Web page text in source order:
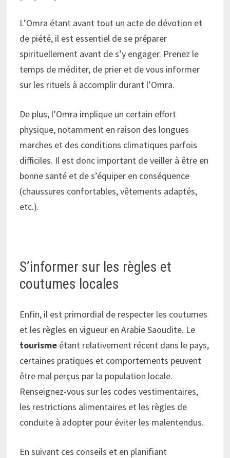
L’Omra étant avant tout un acte de dévotion et
de piété, il est essentiel de se préparer
spirituellement avant de s’y engager. Prenez le
temps de méditer, de prier et de vous informer
sur les rituels à accomplir durant l’Omra.
De plus, l’Omra implique un certain effort
physique, notamment en raison des longues
marches et des conditions climatiques parfois
difficiles. Il est donc important de veiller à être en
bonne santé et de s’équiper en conséquence
(chaussures confortables, vêtements adaptés,
etc.).
S’informer sur les règles et
coutumes locales
Enfin, il est primordial de respecter les coutumes
et les règles en vigueur en Arabie Saoudite. Le
tourisme étant relativement récent dans le pays,
certaines pratiques et comportements peuvent
être mal perçus par la population locale.
Renseignez-vous sur les codes vestimentaires,
les restrictions alimentaires et les règles de
conduite à adopter pour éviter les malentendus.
En suivant ces conseils et en planifiant